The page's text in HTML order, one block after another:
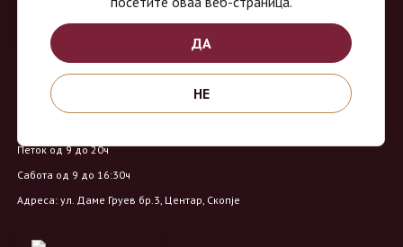
Продавница на Вино Маркет:
Работно време:
Петок од 9 до 20ч
Сабота од 9 до 16:30ч
Адреса: ул. Даме Груев бр.3, Центар, Скопје
ДА
НЕ